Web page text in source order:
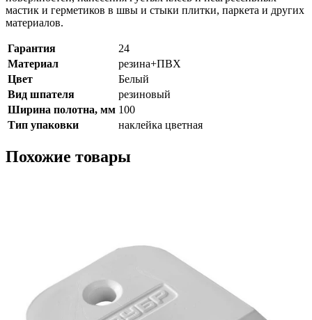
мастик и герметиков в швы и стыки плитки, паркета и других
материалов.
Гарантия
24
Материал
резина+ПВХ
Цвет
Белый
Вид шпателя
резиновый
Ширина полотна, мм 100
Тип упаковки
наклейка цветная
Похожие товары